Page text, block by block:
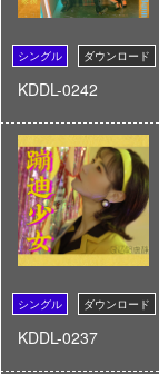
KDDL-0242
KDDL-0237